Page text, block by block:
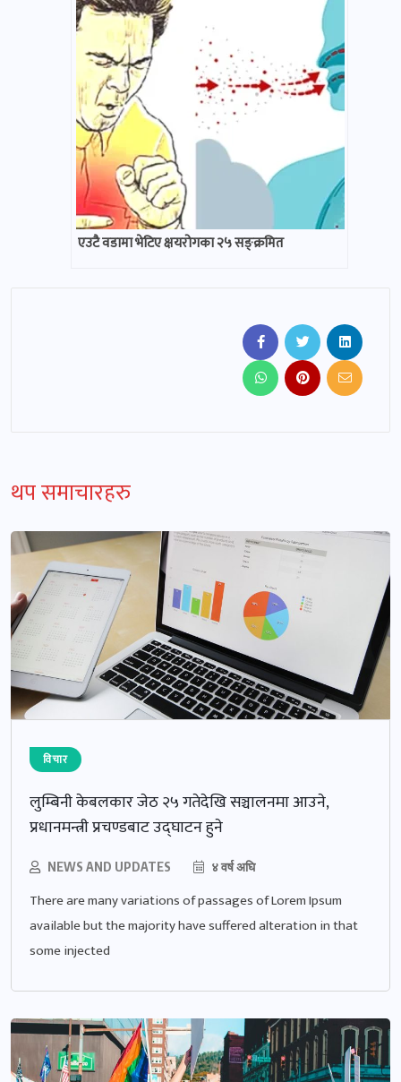
एउटै वडामा भेटिए क्षयरोगका २५ सङ्क्रमित
थप समाचारहरु
विचार
लुम्बिनी केबलकार जेठ २५ गतेदेखि सञ्चालनमा आउने,
प्रधानमन्त्री प्रचण्डबाट उद्घाटन हुने
NEWS AND UPDATES ४ वर्ष अघि
There are many variations of passages of Lorem Ipsum
available but the majority have suffered alteration in that
some injected